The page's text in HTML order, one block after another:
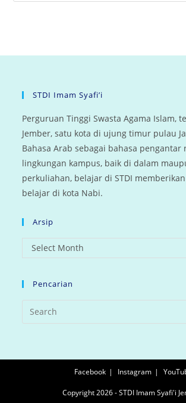
STDI Imam Syafi’i
Perguruan Tinggi Swasta Agama Islam,
Jember, satu kota di ujung timur pulau
Bahasa Arab sebagai bahasa pengantar
lingkungan kampus, baik di dalam
perkuliahan, belajar di STDI
belajar di kota Nabi.
Arsip
arsip
Select Month
Pencarian
Facebook Instagram
Copyright 2026 - STDI Imam Syafi'i